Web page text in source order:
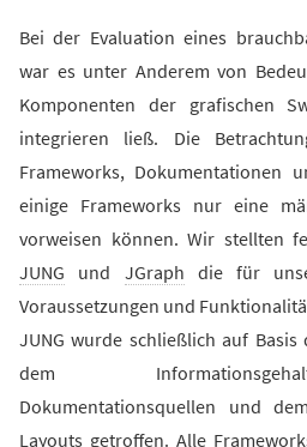
Bei der Evaluation eines
war es unter Anderem von
Komponenten der grafischen
integrieren ließ. Die
Frameworks, Dokumentationen
einige Frameworks nur eine
vorweisen können. Wir stellten
JUNG und JGraph die für
Voraussetzungen und
JUNG wurde schließlich auf
dem
Dokumentationsquellen und
Layouts getroffen. Alle